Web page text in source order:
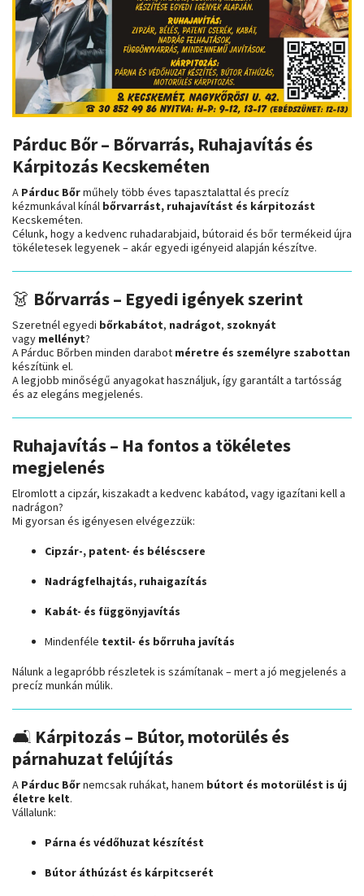
Párduc Bőr – Bőrvarrás, Ruhajavítás és
Kárpitozás Kecskeméten
A Párduc Bőrműhely több éves tapasztalattal és precíz
kézmunkával kínál bőrvarrást, ruhajavítást és kárpitozást
Kecskeméten.
Célunk, hogy a kedvenc ruhadarabjaid, bútoraid és bőr termékeid újra
tökéletesek legyenek – akár egyedi igényeid alapján készítve.
👗 Bőrvarrás – Egyedi igények szerint
Szeretnél egyedi bőrkabátot, nadrágot, szoknyát
vagy mellényt?
A Párduc Bőrben minden darabot méretre és személyre szabottan
készítünk el.
A legjobb minőségű anyagokat használjuk, így garantált a tartósság
és az elegáns megjelenés.
Ruhajavítás – Ha fontos a tökéletes
megjelenés
Elromlott a cipzár, kiszakadt a kedvenc kabátod, vagy igazítani kell a
nadrágon?
Mi gyorsan és igényesen elvégezzük:
Cipzár-, patent- és béléscsere
Nadrágfelhajtás, ruhaigazítás
Kabát- és függönyjavítás
Mindenféle textil- és bőrruha javítás
Nálunk a legapróbb részletek is számítanak – mert a jó megjelenés a
precíz munkán múlik.
🛋️ Kárpitozás – Bútor, motorülés és
párnahuzat felújítás
A Párduc Bőrnemcsak ruhákat, hanem bútort és motorülést is új
életre kelt.
Vállalunk:
Párna és védőhuzat készítést
Bútor áthúzást és kárpitcserét